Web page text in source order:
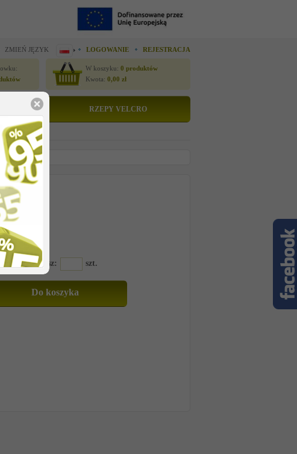
ZMIEŃ JĘZYK LOGOWANIE REJESTRACJA
W koszyku: 0 produktów
Kwota: 0,00 zł
RZEPY VELCRO
netto
o cenę
U-29480ARS
zamawiasz: szt.